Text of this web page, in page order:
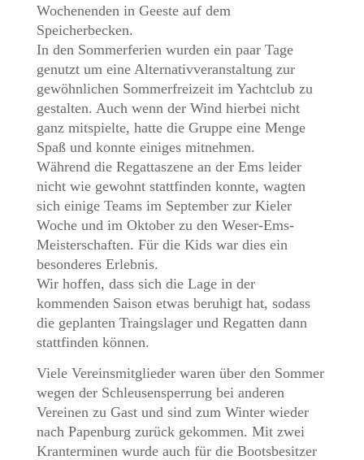
Wochenenden in Geeste auf dem
Speicherbecken.
In den Sommerferien wurden ein paar Tage
genutzt um eine Alternativveranstaltung zur
gewöhnlichen Sommerfreizeit im Yachtclub zu
gestalten. Auch wenn der Wind hierbei nicht
ganz mitspielte, hatte die Gruppe eine Menge
Spaß und konnte einiges mitnehmen.
Während die Regattaszene an der Ems leider
nicht wie gewohnt stattfinden konnte, wagten
sich einige Teams im September zur Kieler
Woche und im Oktober zu den Weser-Ems-
Meisterschaften. Für die Kids war dies ein
besonderes Erlebnis.
Wir hoffen, dass sich die Lage in der
kommenden Saison etwas beruhigt hat, sodass
die geplanten Traingslager und Regatten dann
stattfinden können.
Viele Vereinsmitglieder waren über den Sommer
wegen der Schleusensperrung bei anderen
Vereinen zu Gast und sind zum Winter wieder
nach Papenburg zurück gekommen. Mit zwei
Kranterminen wurde auch für die Bootsbesitzer